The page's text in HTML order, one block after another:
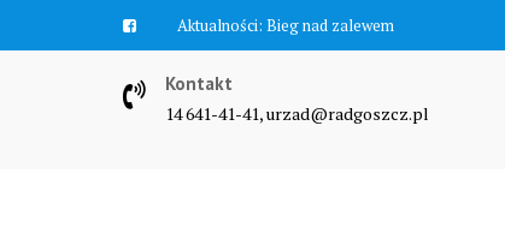
Aktualności: Bieg nad zalewem
Kontakt
14 641-41-41, urzad@radgoszcz.pl